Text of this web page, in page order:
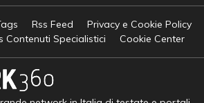
Rss Feed
Privacy e Cookie Policy
Contenuti Specialistici
Cookie Center